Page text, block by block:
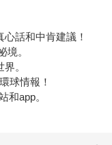
話和中肯建議！
境。
。
球情報！
和app。